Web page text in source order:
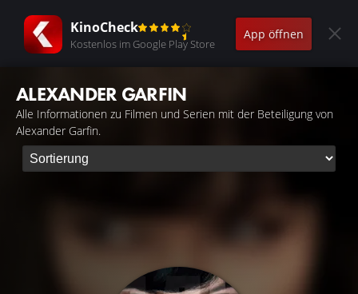
KinoCheck
Kostenlos im Google Play Store
App öffnen
ALEXANDER GARFIN
Alle Informationen zu Filmen und Serien mit der Beteiligung von
Alexander Garfin.